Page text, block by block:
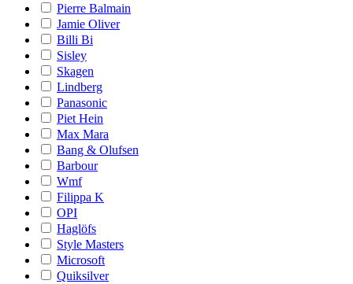
Pierre Balmain
Jamie Oliver
Billi Bi
Sisley
Skagen
Lindberg
Panasonic
Piet Hein
Max Mara
Bang & Olufsen
Barbour
Wmf
Filippa K
OPI
Haglöfs
Style Masters
Microsoft
Quiksilver